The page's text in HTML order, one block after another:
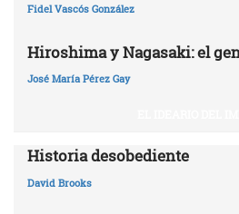
Fidel Vascós González
Hiroshima y Nagasaki: el
José María Pérez Gay
Historia desobediente
David Brooks